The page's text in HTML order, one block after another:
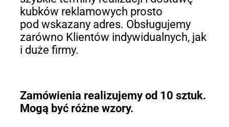
kubków reklamowych prosto
pod wskazany adres. Obsługujemy
zarówno Klientów indywidualnych, jak
i duże firmy.
Zamówienia realizujemy od 10 sztuk.
Mogą być różne wzory.